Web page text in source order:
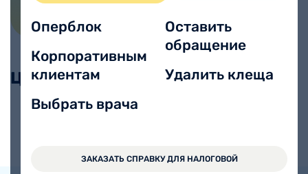
Оперблок
Корпоративным
клиентам
Выбрать врача
Оставить
обращение
Удалить клеща
ЗАКАЗАТЬ СПРАВКУ ДЛЯ НАЛОГОВОЙ
Цены